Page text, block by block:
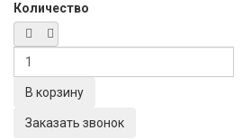
Количество
Заказать звонок